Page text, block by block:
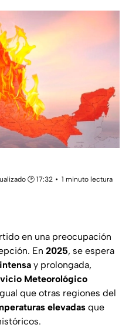
🕑 17:32
1 minuto lectura
en una preocupación
En 2025, se espera
y prolongada,
Meteorológico
que otras regiones del
elevadas que